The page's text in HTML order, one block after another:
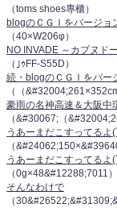
（toms shoes專櫃）
blogのＣＧＩをバージョ
（40×W206φ）
NO INVADE ～カプヌド
（｣ｩFF-S55D）
続・blogのＣＧＩをバー
（（&#32004;261×352cm
豪雨の名神高速＆大阪中
（&#30067;（
うあーまだこすってるよ
（
うあーまだこすってるよ
（0g×48&#12288;7011）
そんなわけで
（